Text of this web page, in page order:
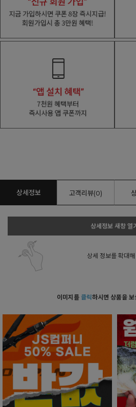
상세정보 고객리뷰(0)
상세정보 새창 열
상세 정보를 확대
이미지를 클릭하시면 상품을